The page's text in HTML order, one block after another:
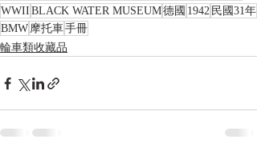
WWII BLACK WATER MUSEUM德國 1942 民國31年
BMW 摩托車手冊
輪車類收藏品